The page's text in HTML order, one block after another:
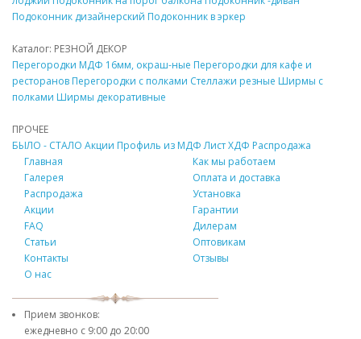
Подоконник дизайнерский Подоконник в эркер
Каталог: РЕЗНОЙ ДЕКОР
Перегородки МДФ 16мм, окраш-ные Перегородки для кафе и
ресторанов Перегородки с полками Стеллажи резные Ширмы с
полками Ширмы декоративные
ПРОЧЕЕ
БЫЛО - СТАЛО Акции Профиль из МДФ Лист ХДФ Распродажа
Главная
Галерея
Распродажа
Акции
FAQ
Статьи
Контакты
О нас
Как мы работаем
Оплата и доставка
Установка
Гарантии
Дилерам
Оптовикам
Отзывы
Прием звонков:
ежедневно с 9:00 до 20:00